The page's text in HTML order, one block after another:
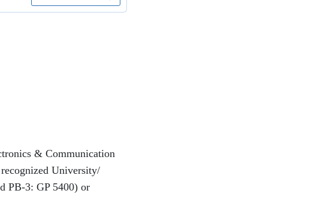
& Communication
University/
PB-3: GP 5400) or